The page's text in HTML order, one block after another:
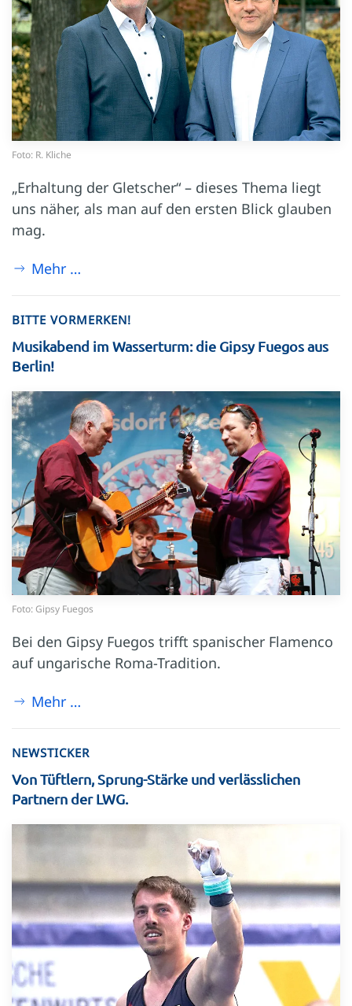
Foto: R. Kliche
„Erhaltung der Gletscher“ – dieses Thema liegt
uns näher, als man auf den ersten Blick glauben
mag.
Mehr …
BITTE VORMERKEN!
Musikabend im Wasserturm: die Gipsy Fuegos aus
Berlin!
Foto: Gipsy Fuegos
Bei den Gipsy Fuegos trifft spanischer Flamenco
auf ungarische Roma-Tradition.
Mehr …
NEWSTICKER
Von Tüftlern, Sprung-Stärke und verlässlichen
Partnern der LWG.